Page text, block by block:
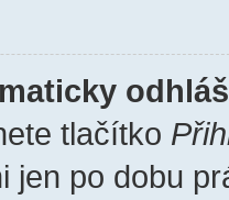
tlačítko
jen po dobu